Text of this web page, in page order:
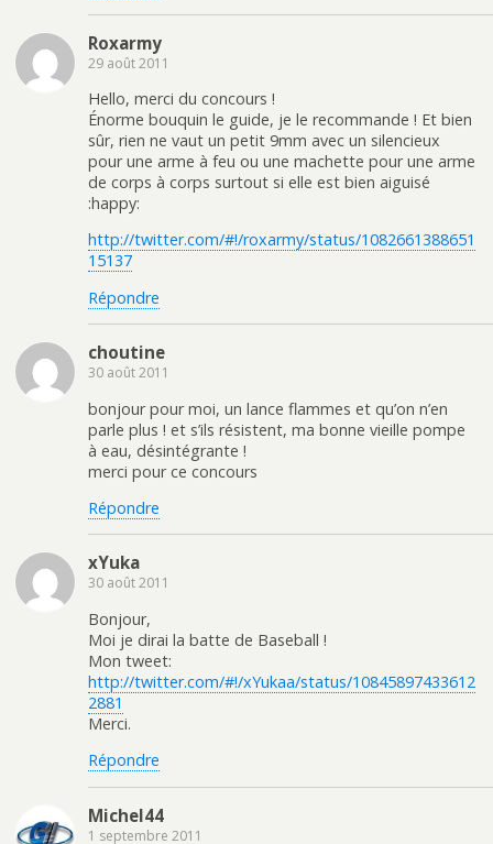
Roxarmy
29 août 2011
Hello, merci du concours !
Énorme bouquin le guide, je le recommande ! Et bien
sûr, rien ne vaut un petit 9mm avec un silencieux
pour une arme à feu ou une machette pour une arme
de corps à corps surtout si elle est bien aiguisé
:happy:
http://twitter.com/#!/roxarmy/status/1082661388651
15137
Répondre
choutine
30 août 2011
bonjour pour moi, un lance flammes et qu’on n’en
parle plus ! et s’ils résistent, ma bonne vieille pompe
à eau, désintégrante !
merci pour ce concours
Répondre
xYuka
30 août 2011
Bonjour,
Moi je dirai la batte de Baseball !
Mon tweet:
http://twitter.com/#!/xYukaa/status/10845897433612
2881
Merci.
Répondre
Michel44
1 septembre 2011